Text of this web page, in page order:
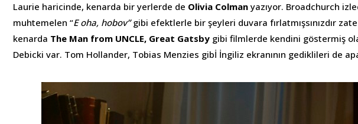
Laurie haricinde, kenarda bir yerlerde de Olivia Colman yazıyor. Broadchurch
muhtemelen “E oha, hobov”gibi efektlerle bir şeyleri duvara fırlatmışsınızdır
kenarda The Man from UNCLE, Great Gatsby gibi filmlerde kendini göstermiş
Debicki var. Tom Hollander, Tobias Menzies gibİ İngiliz ekranının gediklileri de